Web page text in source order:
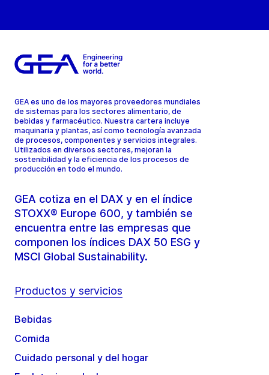
GEA es uno de los mayores proveedores mundiales
de sistemas para los sectores alimentario, de
bebidas y farmacéutico. Nuestra cartera incluye
maquinaria y plantas, así como tecnología avanzada
de procesos, componentes y servicios integrales.
Utilizados en diversos sectores, mejoran la
sostenibilidad y la eficiencia de los procesos de
producción en todo el mundo.
GEA cotiza en el DAX y en el índice
STOXX® Europe 600, y también se
encuentra entre las empresas que
componen los índices DAX 50 ESG y
MSCI Global Sustainability.
Productos y servicios
Bebidas
Comida
Cuidado personal y del hogar